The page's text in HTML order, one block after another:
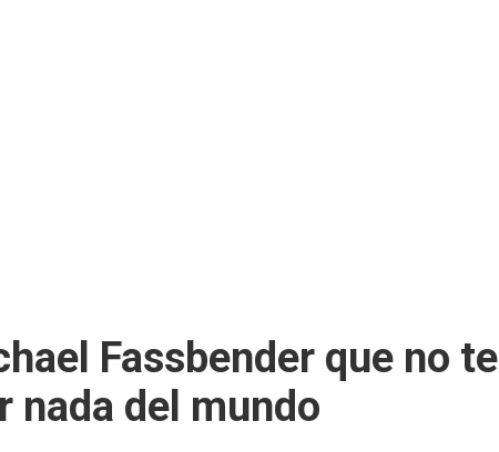
Fassbender que no te
nada del mundo